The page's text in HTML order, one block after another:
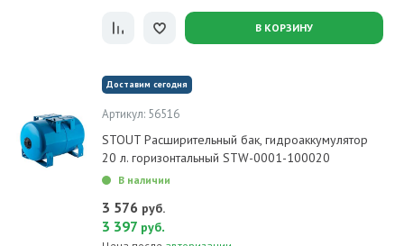
В КОРЗИНУ
Доставим сегодня
Артикул: 56516
STOUT Расширительный бак, гидроаккумулятор
20 л. горизонтальный STW-0001-100020
В наличии
3 576 руб.
3 397 руб.